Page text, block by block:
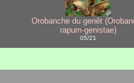
Orobanche du genêt
rapum-genistae)
05/21